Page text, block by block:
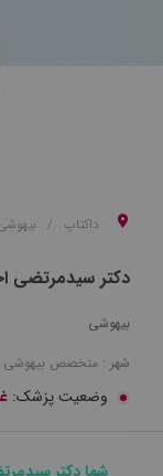
داکتاپ
دکتر سیدمرتضی
بیهوشی
شهر : متخصص بیهوشی
وضعیت پزشک: